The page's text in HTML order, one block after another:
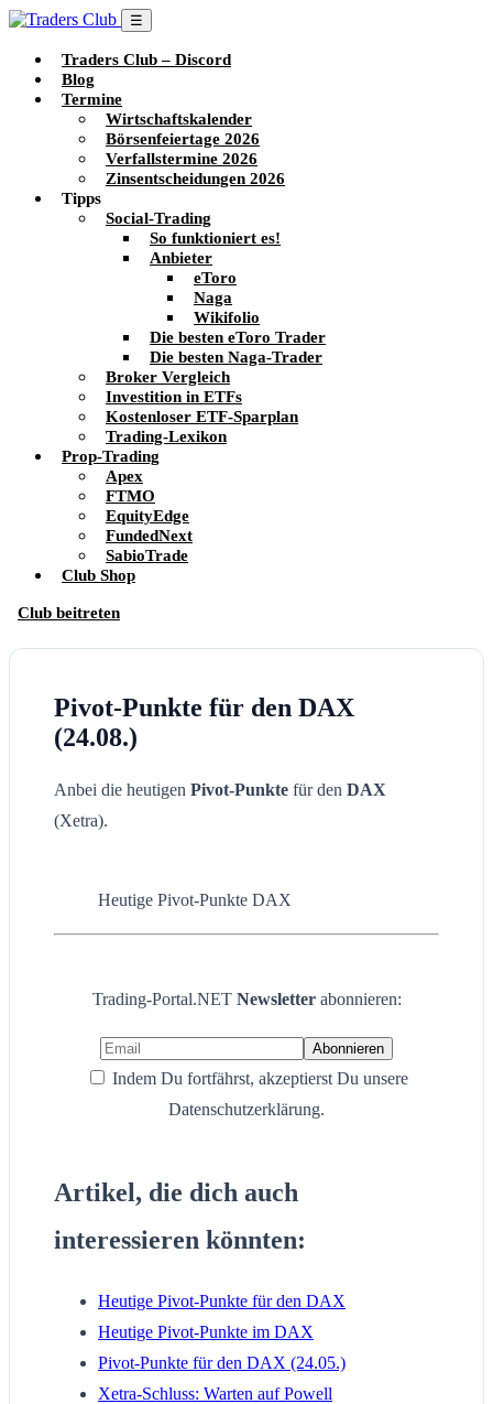
☰
Traders Club – Discord
Blog
Termine
Wirtschaftskalender
Börsenfeiertage 2026
Verfallstermine 2026
Zinsentscheidungen 2026
Tipps
Social-Trading
So funktioniert es!
Anbieter
eToro
Naga
Wikifolio
Die besten eToro Trader
Die besten Naga-Trader
Broker Vergleich
Investition in ETFs
Kostenloser ETF-Sparplan
Trading-Lexikon
Prop-Trading
Apex
FTMO
EquityEdge
FundedNext
SabioTrade
Club Shop
Club beitreten
Pivot-Punkte für den DAX
(24.08.)
Anbei die heutigen Pivot-Punkte für den DAX
(Xetra).
Heutige Pivot-Punkte DAX
Trading-Portal.NET Newsletter abonnieren:
Indem Du fortfährst, akzeptierst Du unsere
Datenschutzerklärung.
Artikel, die dich auch
interessieren könnten:
Heutige Pivot-Punkte für den DAX
Heutige Pivot-Punkte im DAX
Pivot-Punkte für den DAX (24.05.)
Xetra-Schluss: Warten auf Powell